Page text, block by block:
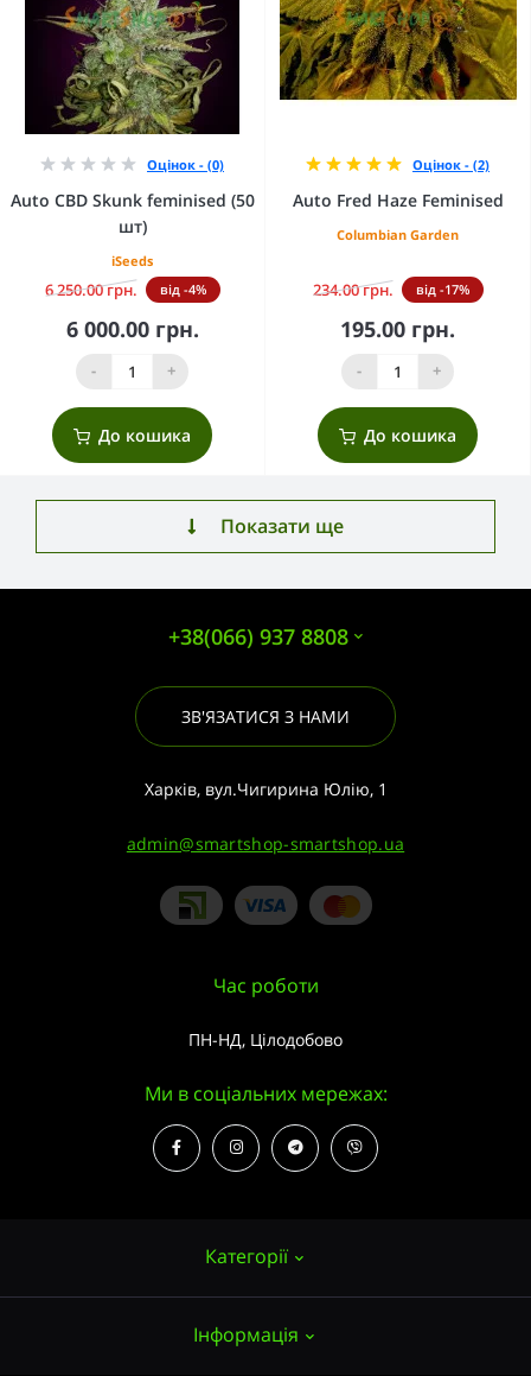
Оцінок - (0)
Auto CBD Skunk feminised (50
шт)
iSeeds
6 250.00 грн. від -4%
6 000.00 грн.
- +
До кошика
Оцінок - (2)
Auto Fred Haze Feminised
Columbian Garden
234.00 грн. від -17%
195.00 грн.
- +
До кошика
Показати ще
+38(066) 937 8808
ЗВ'ЯЗАТИСЯ З НАМИ
Харків, вул.Чигирина Юлію, 1
admin@smartshop-smartshop.ua
Категорії
Інформація
Час роботи
ПН-НД, Цілодобово
Ми в соціальних мережах: